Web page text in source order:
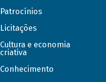
Patrocínios
Licitações
Cultura e economia
criativa
Conhecimento